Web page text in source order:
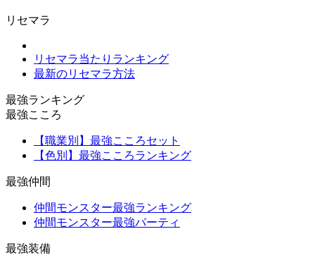
リセマラ
リセマラ当たりランキング
最新のリセマラ方法
最強ランキング
最強こころ
【職業別】最強こころセット
【色別】最強こころランキング
最強仲間
仲間モンスター最強ランキング
仲間モンスター最強パーティ
最強装備